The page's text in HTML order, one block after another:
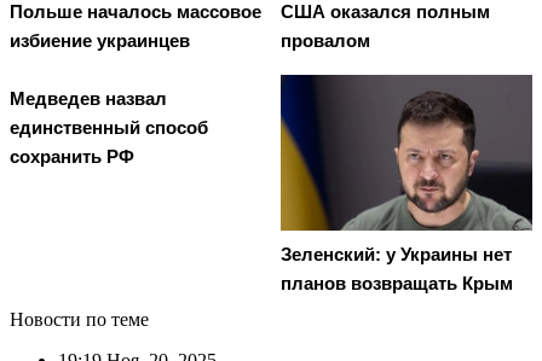
Польше началось массовое
избиение украинцев
США оказался полным
провалом
Медведев назвал
единственный способ
сохранить РФ
Зеленский: у Украины нет
планов возвращать Крым
Новости по теме